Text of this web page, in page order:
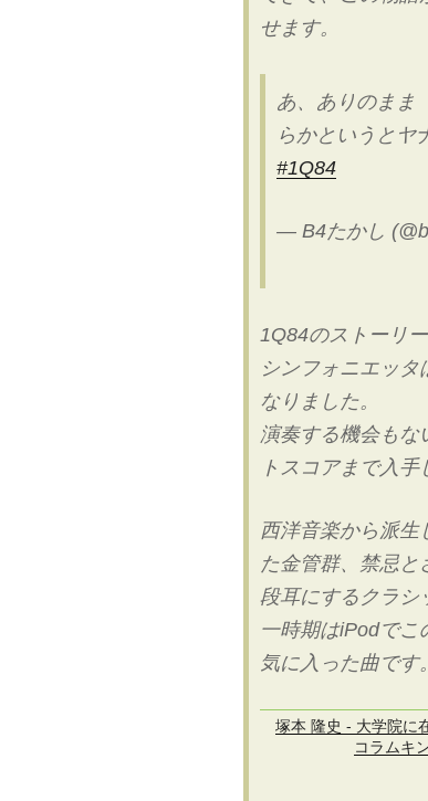
せます。
あ、ありのまま
らかというとヤ
#1Q84
— B4たかし
1Q84のストーリ
シンフォニエッ
なりました。
演奏する機会もな
トスコアまで入手
西洋音楽から派生
た金管群、禁忌と
段耳にするクラシ
一時期はiPodで
気に入った曲です。
塚本 隆史 - 大学院に
コラムキ